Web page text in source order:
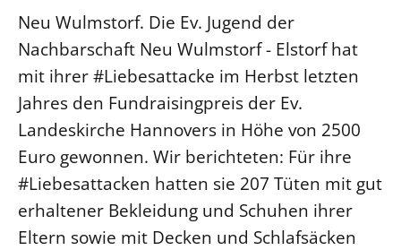
Neu Wulmstorf. Die Ev. Jugend der
Nachbarschaft Neu Wulmstorf - Elstorf hat
mit ihrer #Liebesattacke im Herbst letzten
Jahres den Fundraisingpreis der Ev.
Landeskirche Hannovers in Höhe von 2500
Euro gewonnen. Wir berichteten: Für ihre
#Liebesattacken hatten sie 207 Tüten mit gut
erhaltener Bekleidung und Schuhen ihrer
Eltern sowie mit Decken und Schlafsäcken
Kollegium
Abteilungen des Landeskirchenamts
Fachstelle Sexualisierte Gewalt
Beschwerdestellen
Kirchenämter
Gleichstellung
Datenschutz
Ökumene
Religionen
Mobilität
Naturschutz
Gebäude
Freie Stellen
Service für Gemeinden
Suche